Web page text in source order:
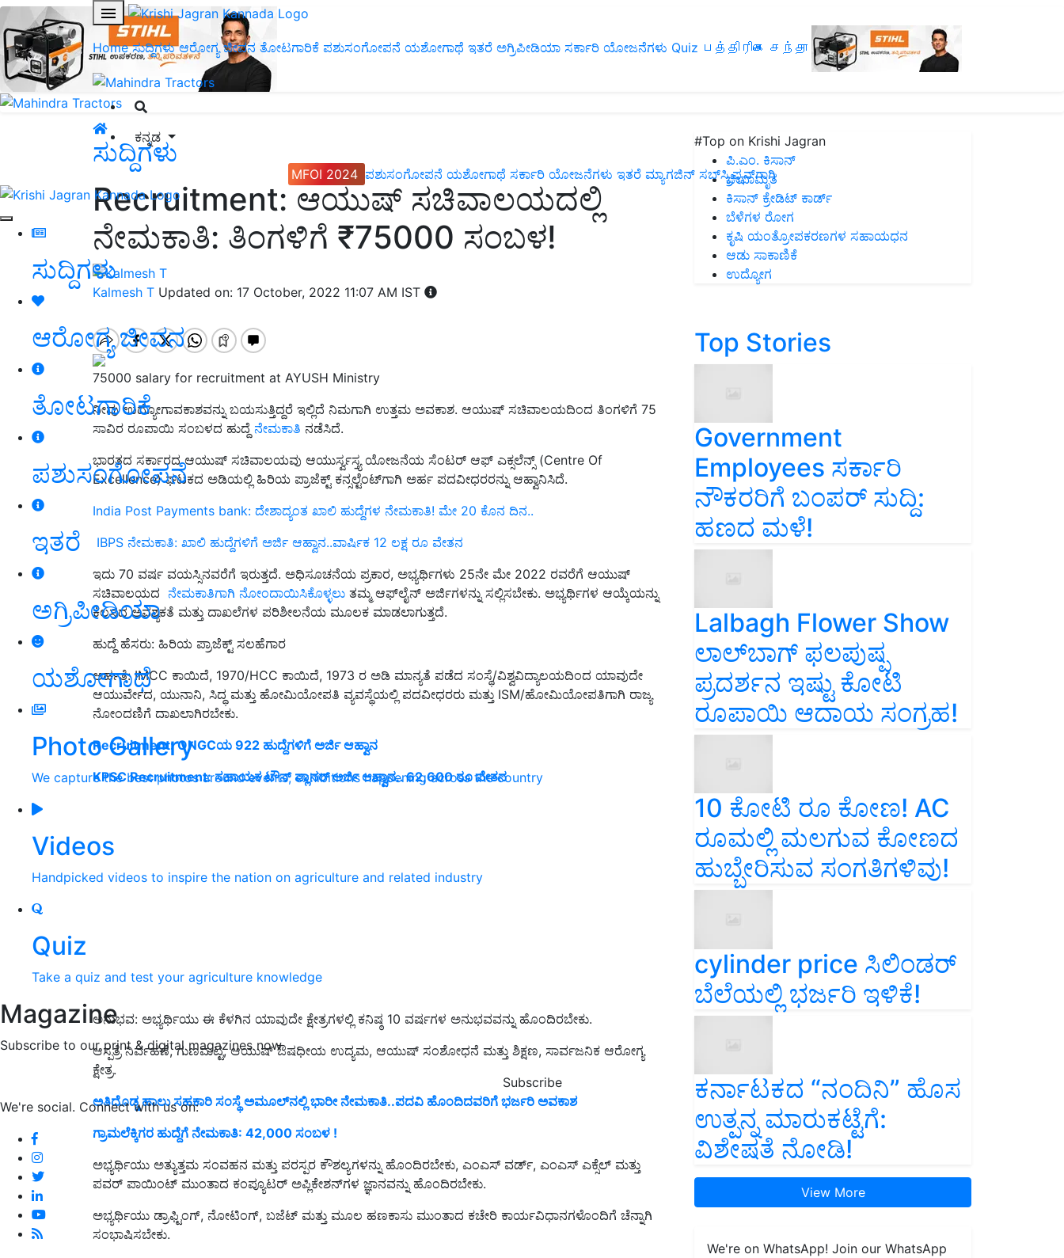
Home ಸುದ್ದಿಗಳು ಆರೋಗ್ಯ ಜೀವನ ತೋಟಗಾರಿಕೆ ಪಶುಸಂಗೋಪನೆ ಯಶೋಗಾಥೆ ಇತರೆ ಅಗ್ರಿಪೀಡಿಯಾ ಸರ್ಕಾರಿ ಯೋಜನೆಗಳು Quiz பத்திரிகை சந்தா
ಕನ್ನಡ
MFOI 2024 ಪಶುಸಂಗೋಪನೆ ಯಶೋಗಾಥೆ ಸರ್ಕಾರಿ ಯೋಜನೆಗಳು ಇತರೆ ಮ್ಯಾಗಜಿನ್‌ ಸಬ್‌ಸ್ಕ್ರಿಪ್ಷನ್‌ಗಾಗಿ
ಸುದ್ದಿಗಳು
ಆರೋಗ್ಯ ಜೀವನ
ತೋಟಗಾರಿಕೆ
ಪಶುಸಂಗೋಪನೆ
ಇತರೆ
ಅಗ್ರಿಪೀಡಿಯಾ
ಯಶೋಗಾಥೆ
Photo Gallery
We capture the best photos around events, exhibitions happening across the country
Videos
Handpicked videos to inspire the nation on agriculture and related industry
Quiz
Take a quiz and test your agriculture knowledge
Magazine
Subscribe to our print & digital magazines now
Subscribe
We're social. Connect with us on:
ಸುದ್ದಿಗಳು
Recruitment: ಆಯುಷ್ ಸಚಿವಾಲಯದಲ್ಲಿ
ನೇಮಕಾತಿ: ತಿಂಗಳಿಗೆ ₹75000 ಸಂಬಳ!
Kalmesh T Updated on: 17 October, 2022 11:07 AM IST
75000 salary for recruitment at AYUSH Ministry
ನೀವು ಉದ್ಯೋಗಾವಕಾಶವನ್ನು ಬಯಸುತ್ತಿದ್ದರೆ ಇಲ್ಲಿದೆ ನಿಮಗಾಗಿ ಉತ್ತಮ ಅವಕಾಶ. ಆಯುಷ್‌ ಸಚಿವಾಲಯದಿಂದ ತಿಂಗಳಿಗೆ 75
ಸಾವಿರ ರೂಪಾಯಿ ಸಂಬಳದ ಹುದ್ದೆ ನೇಮಕಾತಿ ನಡೆಸಿದೆ.
ಭಾರತದ ಸರ್ಕಾರದ ಆಯುಷ್ ಸಚಿವಾಲಯವು ಆಯುರ್ಸ್ವಸ್ತ್ಯ ಯೋಜನೆಯ ಸೆಂಟರ್ ಆಫ್ ಎಕ್ಸಲೆನ್ಸ್ (Centre Of
Excellence) ಘಟಕದ ಅಡಿಯಲ್ಲಿ ಹಿರಿಯ ಪ್ರಾಜೆಕ್ಟ್ ಕನ್ಸಲ್ಟೆಂಟ್‌ಗಾಗಿ ಅರ್ಹ ಪದವೀಧರರನ್ನು ಆಹ್ವಾನಿಸಿದೆ.
India Post Payments bank: ದೇಶಾದ್ಯಂತ ಖಾಲಿ ಹುದ್ದೆಗಳ ನೇಮಕಾತಿ! ಮೇ 20 ಕೊನ ದಿನ..
IBPS ನೇಮಕಾತಿ: ಖಾಲಿ ಹುದ್ದೆಗಳಿಗೆ ಅರ್ಜಿ ಆಹ್ವಾನ..ವಾರ್ಷಿಕ 12 ಲಕ್ಷ ರೂ ವೇತನ
ಇದು 70 ವರ್ಷ ವಯಸ್ಸಿನವರೆಗೆ ಇರುತ್ತದೆ. ಅಧಿಸೂಚನೆಯ ಪ್ರಕಾರ, ಅಭ್ಯರ್ಥಿಗಳು 25ನೇ ಮೇ 2022 ರವರೆಗೆ ಆಯುಷ್
ಸಚಿವಾಲಯದ ನೇಮಕಾತಿಗಾಗಿ ನೋಂದಾಯಿಸಿಕೊಳ್ಳಲು ತಮ್ಮ ಆಫ್‌ಲೈನ್ ಅರ್ಜಿಗಳನ್ನು ಸಲ್ಲಿಸಬೇಕು. ಅಭ್ಯರ್ಥಿಗಳ ಆಯ್ಕೆಯನ್ನು
ಕೆಲಸದ ಅವಶ್ಯಕತೆ ಮತ್ತು ದಾಖಲೆಗಳ ಪರಿಶೀಲನೆಯ ಮೂಲಕ ಮಾಡಲಾಗುತ್ತದೆ.
ಹುದ್ದೆ ಹೆಸರು: ಹಿರಿಯ ಪ್ರಾಜೆಕ್ಟ್ ಸಲಹೆಗಾರ
ಅರ್ಹತೆ: IMCC ಕಾಯಿದೆ, 1970/HCC ಕಾಯಿದೆ, 1973 ರ ಅಡಿ ಮಾನ್ಯತೆ ಪಡೆದ ಸಂಸ್ಥೆ/ವಿಶ್ವವಿದ್ಯಾಲಯದಿಂದ ಯಾವುದೇ
ಆಯುರ್ವೇದ, ಯುನಾನಿ, ಸಿದ್ಧ ಮತ್ತು ಹೋಮಿಯೋಪತಿ ವ್ಯವಸ್ಥೆಯಲ್ಲಿ ಪದವೀಧರರು ಮತ್ತು ISM/ಹೋಮಿಯೋಪತಿಗಾಗಿ ರಾಜ್ಯ
ನೋಂದಣಿಗೆ ದಾಖಲಾಗಿರಬೇಕು.
Recruitment: ONGCಯ 922 ಹುದ್ದೆಗಳಿಗೆ ಅರ್ಜಿ ಆಹ್ವಾನ
KPSC Recruitment: ಸಹಾಯಕ ಟೌನ್‌ ಪ್ಲಾನರ್‌ ಅರ್ಜಿ ಆಹ್ವಾನ.. 62,600 ರೂ ವೇತನ
ಅನುಭವ: ಅಭ್ಯರ್ಥಿಯು ಈ ಕೆಳಗಿನ ಯಾವುದೇ ಕ್ಷೇತ್ರಗಳಲ್ಲಿ ಕನಿಷ್ಠ 10 ವರ್ಷಗಳ ಅನುಭವವನ್ನು ಹೊಂದಿರಬೇಕು.
ಆಸ್ಪತ್ರೆ ನಿರ್ವಹಣೆ, ಗುಣಮಟ್ಟ, ಆಯುಷ್ ಔಷಧೀಯ ಉದ್ಯಮ, ಆಯುಷ್ ಸಂಶೋಧನೆ ಮತ್ತು ಶಿಕ್ಷಣ, ಸಾರ್ವಜನಿಕ ಆರೋಗ್ಯ
ಕ್ಷೇತ್ರ.
ಅತಿದೊಡ್ಡ ಹಾಲು ಸಹಕಾರಿ ಸಂಸ್ಥೆ ಅಮೂಲ್‌ನಲ್ಲಿ ಭಾರೀ ನೇಮಕಾತಿ..ಪದವಿ ಹೊಂದಿದವರಿಗೆ ಭರ್ಜರಿ ಅವಕಾಶ
ಗ್ರಾಮಲೆಕ್ಕಿಗರ ಹುದ್ದೆಗೆ ನೇಮಕಾತಿ: 42,000 ಸಂಬಳ !
ಅಭ್ಯರ್ಥಿಯು ಅತ್ಯುತ್ತಮ ಸಂವಹನ ಮತ್ತು ಪರಸ್ಪರ ಕೌಶಲ್ಯಗಳನ್ನು ಹೊಂದಿರಬೇಕು, ಎಂಎಸ್ ವರ್ಡ್, ಎಂಎಸ್ ಎಕ್ಸೆಲ್ ಮತ್ತು
ಪವರ್ ಪಾಯಿಂಟ್ ಮುಂತಾದ ಕಂಪ್ಯೂಟರ್ ಅಪ್ಲಿಕೇಶನ್‌ಗಳ ಜ್ಞಾನವನ್ನು ಹೊಂದಿರಬೇಕು.
ಅಭ್ಯರ್ಥಿಯು ಡ್ರಾಫ್ಟಿಂಗ್, ನೋಟಿಂಗ್, ಬಜೆಟ್ ಮತ್ತು ಮೂಲ ಹಣಕಾಸು ಮುಂತಾದ ಕಚೇರಿ ಕಾರ್ಯವಿಧಾನಗಳೊಂದಿಗೆ ಚೆನ್ನಾಗಿ
ಸಂಭಾಷಿಸಬೇಕು.
#Top on Krishi Jagran
ಪಿ.ಎಂ. ಕಿಸಾನ್
ಜೀವಾಮೃತ
ಕಿಸಾನ್ ಕ್ರೇಡಿಟ್ ಕಾರ್ಡ್
ಬೆಳೆಗಳ ರೋಗ
ಕೃಷಿ ಯಂತ್ರೋಪಕರಣಗಳ ಸಹಾಯಧನ
ಆಡು ಸಾಕಾಣಿಕೆ
ಉದ್ಯೋಗ
Top Stories
Government
Employees ಸರ್ಕಾರಿ
ನೌಕರರಿಗೆ ಬಂಪರ್‌ ಸುದ್ದಿ:
ಹಣದ ಮಳೆ!
Lalbagh Flower Show
ಲಾಲ್‌ಬಾಗ್ ಫಲಪುಷ್ಪ
ಪ್ರದರ್ಶನ ಇಷ್ಟು ಕೋಟಿ
ರೂಪಾಯಿ ಆದಾಯ ಸಂಗ್ರಹ!
10 ಕೋಟಿ ರೂ ಕೋಣ! AC
ರೂಮಲ್ಲಿ ಮಲಗುವ ಕೋಣದ
ಹುಬ್ಬೇರಿಸುವ ಸಂಗತಿಗಳಿವು!
cylinder price ಸಿಲಿಂಡರ್‌
ಬೆಲೆಯಲ್ಲಿ ಭರ್ಜರಿ ಇಳಿಕೆ!
ಕರ್ನಾಟಕದ “ನಂದಿನಿ” ಹೊಸ
ಉತ್ಪನ್ನ ಮಾರುಕಟ್ಟೆಗೆ:
ವಿಶೇಷತೆ ನೋಡಿ!
View More
We're on WhatsApp! Join our WhatsApp